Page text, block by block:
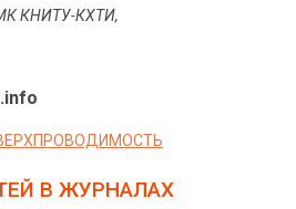
КНИТУ-КХТИ,
В ЖУРНАЛАХ